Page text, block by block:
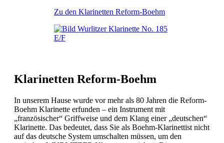
Zu den Klarinetten Reform-Boehm
Klarinetten Reform-Boehm
In unserem Hause wurde vor mehr als 80 Jahren die Reform-
Boehm Klarinette erfunden – ein Instrument mit
„französischer“ Griffweise und dem Klang einer „deutschen“
Klarinette. Das bedeutet, dass Sie als Boehm-Klarinettist nicht
auf das deutsche System umschalten müssen, um den